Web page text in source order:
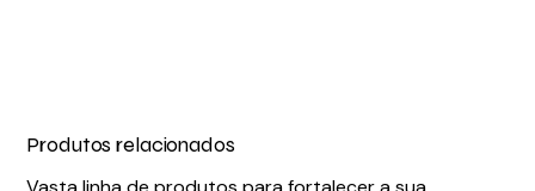
Produtos relacionados